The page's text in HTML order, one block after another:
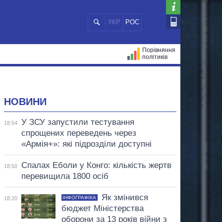
УКР РОС
Порівняння
політиків
НОВИНИ
18:54
У ЗСУ запустили тестування
спрощених переведень через
«Армія+»: які підрозділи доступні
18:50
Спалах Еболи у Конго: кількість жертв
перевищила 1800 осіб
18:20 ІНФОГРАФІКА
Як змінився
бюджет Міністерства
оборони за 13 років війни з